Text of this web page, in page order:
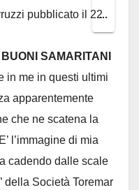
pubblicato il 22
I BUONI SAMARITANI
in me in questi ultimi
apparentemente
che ne scatena la
l’immagine di mia
cadendo dalle scale
della Società Toremar
...
this